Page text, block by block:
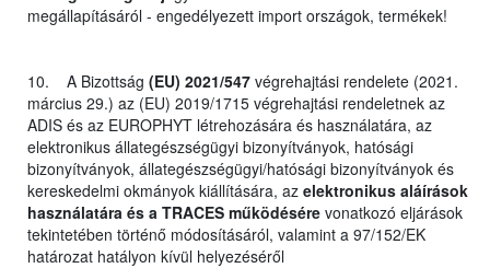
megállapításáról - engedélyezett import országok, termékek!
10. A Bizottság (EU) 2021/547 végrehajtási rendelete (2021.
március 29.) az (EU) 2019/1715 végrehajtási rendeletnek az
ADIS és az EUROPHYT létrehozására és használatára, az
elektronikus állategészségügyi bizonyítványok, hatósági
bizonyítványok, állategészségügyi/hatósági bizonyítványok és
kereskedelmi okmányok kiállítására, az elektronikus aláírások
használatára és a TRACES működésére vonatkozó eljárások
tekintetében történő módosításáról, valamint a 97/152/EK
határozat hatályon kívül helyezéséről